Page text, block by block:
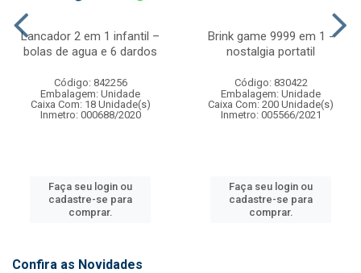
Lancador 2 em 1 infantil –
bolas de agua e 6 dardos
Código: 842256
Embalagem: Unidade
Caixa Com: 18 Unidade(s)
Inmetro: 000688/2020
Faça seu login ou
cadastre-se para
comprar.
Brink game 9999 em 1 -
nostalgia portatil
Código: 830422
Embalagem: Unidade
Caixa Com: 200 Unidade(s)
Inmetro: 005566/2021
Faça seu login ou
cadastre-se para
comprar.
Confira as Novidades